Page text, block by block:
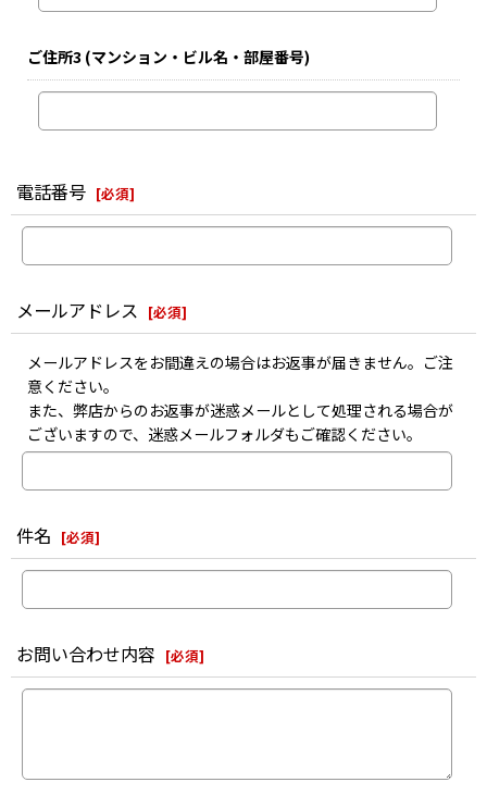
ご住所3 (マンション・ビル名・部屋番号)
電話番号 [必須]
メールアドレス [必須]
メールアドレスをお間違えの場合はお返事が届きません。ご注
意ください。
また、弊店からのお返事が迷惑メールとして処理される場合が
ございますので、迷惑メールフォルダもご確認ください。
件名 [必須]
お問い合わせ内容 [必須]